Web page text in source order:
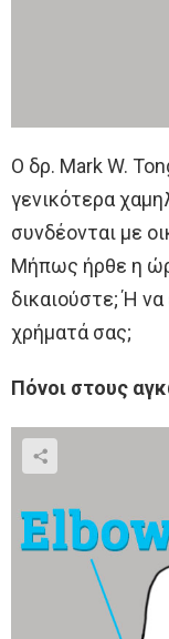
Ο δρ. Mark W.
γενικότερα
συνδέονται με
Μήπως ήρθε η
δικαιούστε; Ή
χρήματά σας;
Πόνοι στους